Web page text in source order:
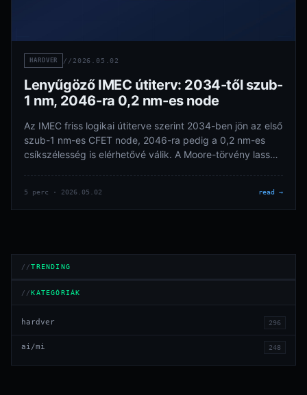
HARDVER // 2026.05.02
Lenyűgöző IMEC útiterv: 2034-től szub-
1 nm, 2046-ra 0,2 nm-es node
Az IMEC friss logikai útiterve szerint 2034-ben jön az első
szub-1 nm-es CFET node, 2046-ra pedig a 0,2 nm-es
csíkszélesség is elérhetővé válik. A Moore-törvény lassul,
5 perc · 2026.05.02 read →
TRENDING
KATEGÓRIÁK
hardver 296
ai/mi 248